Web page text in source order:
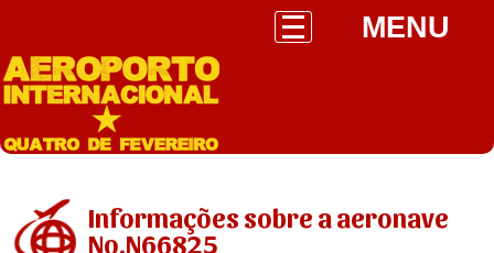
MENU
Informações sobre a aeronave
No.N66825